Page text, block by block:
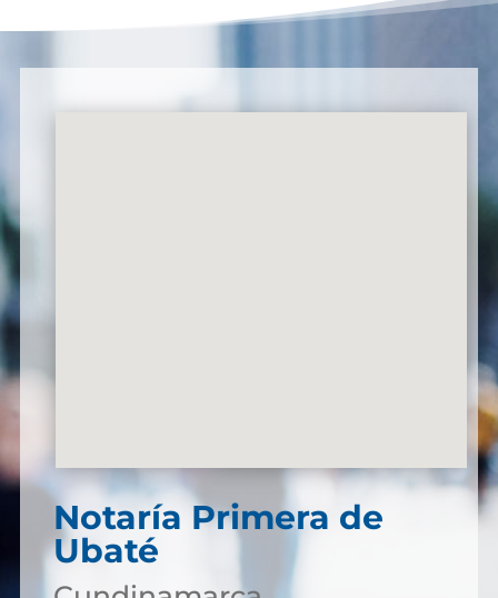
Notaría Primera de
Ubaté